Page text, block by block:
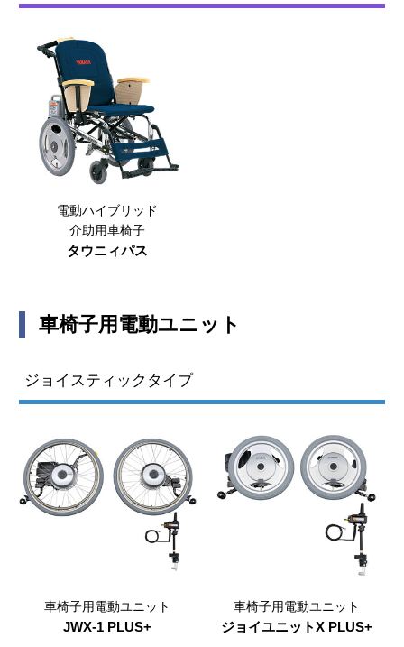
電動ハイブリッド
介助用車椅子
タウニィパス
車椅子用電動ユニット
ジョイスティックタイプ
車椅子用電動ユニット
JWX-1 PLUS+
車椅子用電動ユニット
ジョイユニットX PLUS+